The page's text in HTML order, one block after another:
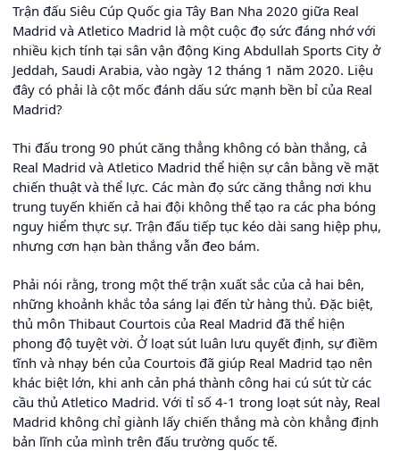
Trận đấu Siêu Cúp Quốc gia Tây Ban Nha 2020 giữa Real
Madrid và Atletico Madrid là một cuộc đọ sức đáng nhớ với
nhiều kịch tính tại sân vận động King Abdullah Sports City ở
Jeddah, Saudi Arabia, vào ngày 12 tháng 1 năm 2020. Liệu
đây có phải là cột mốc đánh dấu sức mạnh bền bỉ của Real
Madrid?
Thi đấu trong 90 phút căng thẳng không có bàn thắng, cả
Real Madrid và Atletico Madrid thể hiện sự cân bằng về mặt
chiến thuật và thể lực. Các màn đọ sức căng thẳng nơi khu
trung tuyến khiến cả hai đội không thể tạo ra các pha bóng
nguy hiểm thực sự. Trận đấu tiếp tục kéo dài sang hiệp phụ,
nhưng cơn hạn bàn thắng vẫn đeo bám.
Phải nói rằng, trong một thế trận xuất sắc của cả hai bên,
những khoảnh khắc tỏa sáng lại đến từ hàng thủ. Đặc biệt,
thủ môn Thibaut Courtois của Real Madrid đã thể hiện
phong độ tuyệt vời. Ở loạt sút luân lưu quyết định, sự điềm
tĩnh và nhạy bén của Courtois đã giúp Real Madrid tạo nên
khác biệt lớn, khi anh cản phá thành công hai cú sút từ các
cầu thủ Atletico Madrid. Với tỉ số 4-1 trong loạt sút này, Real
Madrid không chỉ giành lấy chiến thắng mà còn khẳng định
bản lĩnh của mình trên đấu trường quốc tế.